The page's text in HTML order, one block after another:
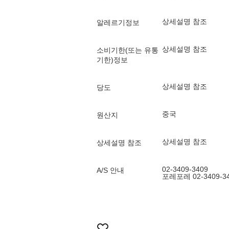
알레르기정보 상세설명 참조
소비기한(또는 유통
기한)정보
상세설명 참조
당도 상세설명 참조
원산지 중국
상세설명 참조 상세설명 참조
A/S 안내
02-3409-3409
포레포레 02-3409-